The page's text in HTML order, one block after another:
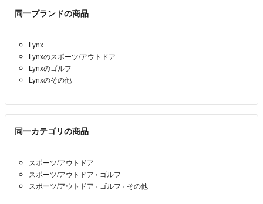
同一ブランドの商品
Lynx
Lynxのスポーツ/アウトドア
Lynxのゴルフ
Lynxのその他
同一カテゴリの商品
スポーツ/アウトドア
スポーツ/アウトドア › ゴルフ
スポーツ/アウトドア › ゴルフ › その他